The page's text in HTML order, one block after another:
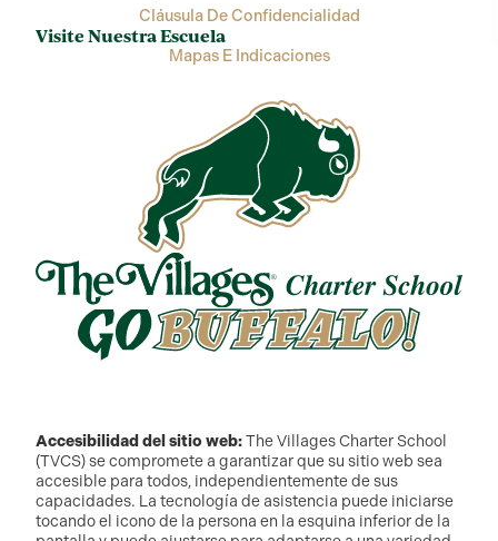
Cláusula De Confidencialidad
Visite Nuestra Escuela
Mapas E Indicaciones
Accesibilidad del sitio web:The Villages Charter School
(TVCS) se compromete a garantizar que su sitio web sea
accesible para todos, independientemente de sus
capacidades. La tecnología de asistencia puede iniciarse
tocando el icono de la persona en la esquina inferior de la